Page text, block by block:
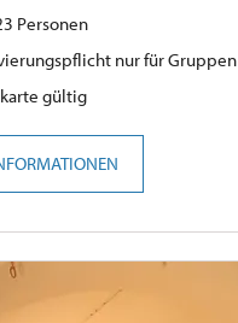
Personen
nur für Gruppen
gültig